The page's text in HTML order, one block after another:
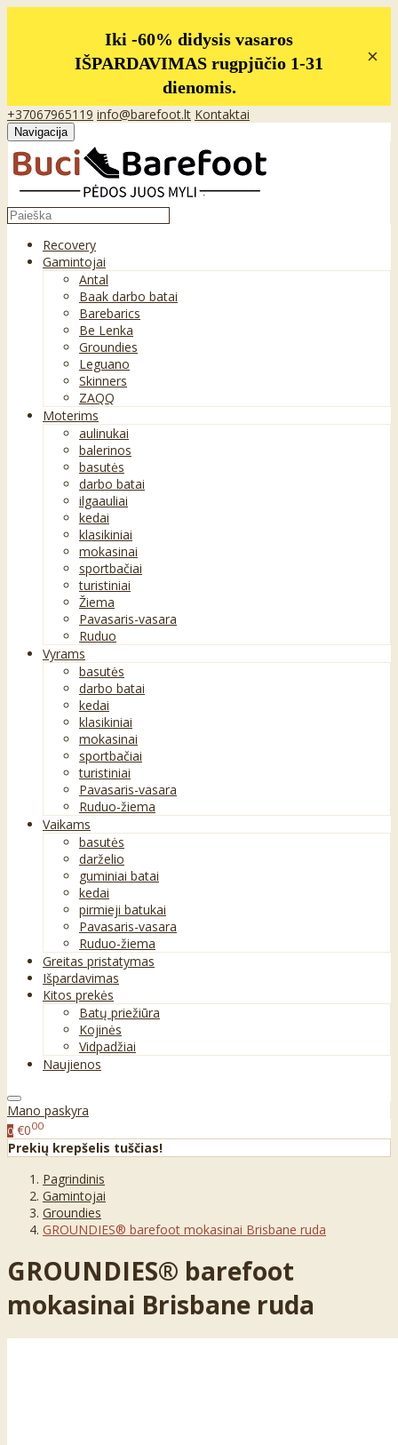
Iki -60% didysis vasaros
IŠPARDAVIMAS rugpjūčio 1-31
dienomis.
×
+37067965119 info@barefoot.lt Kontaktai
Navigacija
Recovery
Gamintojai
Antal
Baak darbo batai
Barebarics
Be Lenka
Groundies
Leguano
Skinners
ZAQQ
Moterims
aulinukai
balerinos
basutės
darbo batai
ilgaauliai
kedai
klasikiniai
mokasinai
sportbačiai
turistiniai
Žiema
Pavasaris-vasara
Ruduo
Vyrams
basutės
darbo batai
kedai
klasikiniai
mokasinai
sportbačiai
turistiniai
Pavasaris-vasara
Ruduo-žiema
Vaikams
basutės
darželio
guminiai batai
kedai
pirmieji batukai
Pavasaris-vasara
Ruduo-žiema
Greitas pristatymas
Išpardavimas
Kitos prekės
Batų priežiūra
Kojinės
Vidpadžiai
Naujienos
Mano paskyra
0 €000
Prekių krepšelis tuščias!
Pagrindinis
Gamintojai
Groundies
GROUNDIES® barefoot mokasinai Brisbane ruda
GROUNDIES® barefoot
mokasinai Brisbane ruda